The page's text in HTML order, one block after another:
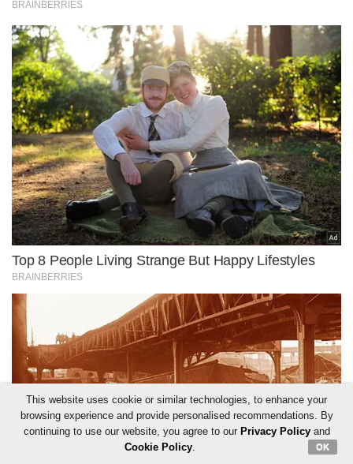
This website uses cookie or similar technologies, to enhance your
browsing experience and provide personalised recommendations. By
continuing to use our website, you agree to our Privacy Policyand
Cookie Policy. OK